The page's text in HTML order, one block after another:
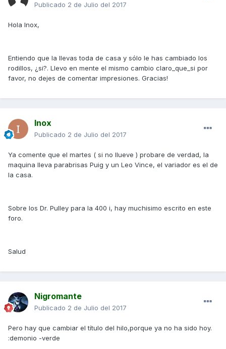
Publicado 2 de Julio del 2017
Hola Inox,
Entiendo que la llevas toda de casa y sólo le has cambiado los
rodillos, ¿si?. Llevo en mente el mismo cambio claro_que_si por
favor, no dejes de comentar impresiones. Gracias!
Inox
Publicado 2 de Julio del 2017
Ya comente que el martes ( si no llueve ) probare de verdad, la
maquina lleva parabrisas Puig y un Leo Vince, el variador es el de
la casa.
Sobre los Dr. Pulley para la 400 i, hay muchisimo escrito en este
foro.
Salud
Nigromante
Publicado 2 de Julio del 2017
Pero hay que cambiar el título del hilo,porque ya no ha sido hoy.
:demonio -verde